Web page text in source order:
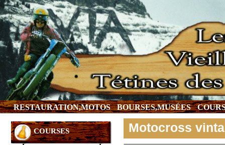
RESTAURATION,MOTOS BOURSES,MUSÉES
COURSES Motocross